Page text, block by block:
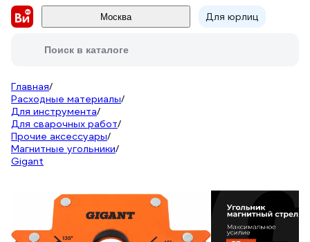
Москва Для юрлиц
Поиск в каталоге
Главная/
Расходные материалы/
Для инструмента/
Для сварочных работ/
Прочие аксессуары/
Магнитные угольники/
Gigant